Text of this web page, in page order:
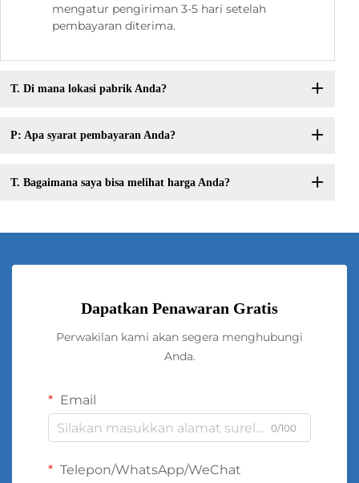
mengatur pengiriman 3-5 hari setelah
pembayaran diterima.
T. Di mana lokasi pabrik Anda?
P: Apa syarat pembayaran Anda?
T. Bagaimana saya bisa melihat harga Anda?
Dapatkan Penawaran Gratis
Perwakilan kami akan segera menghubungi
Anda.
Email
0/100
Telepon/WhatsApp/WeChat